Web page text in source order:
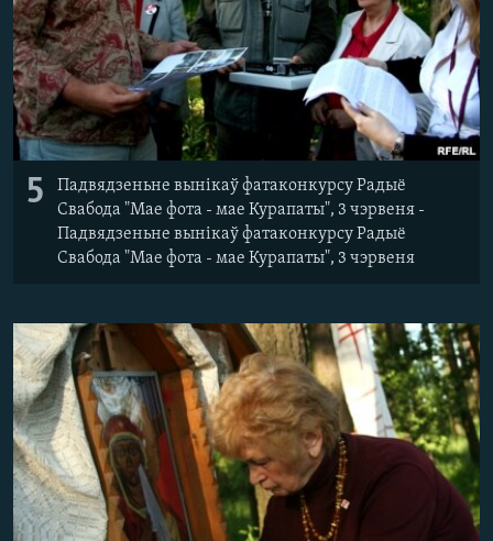
5
Падвядзеньне вынікаў фатаконкурсу Радыё
Свабода "Мае фота - мае Курапаты", 3 чэрвеня -
Падвядзеньне вынікаў фатаконкурсу Радыё
Свабода "Мае фота - мае Курапаты", 3 чэрвеня